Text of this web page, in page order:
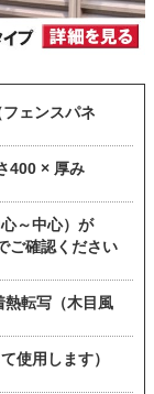
ェンスパネ
400 × 厚み
～中心）が
ご確認ください
転写（木目風
使用します）